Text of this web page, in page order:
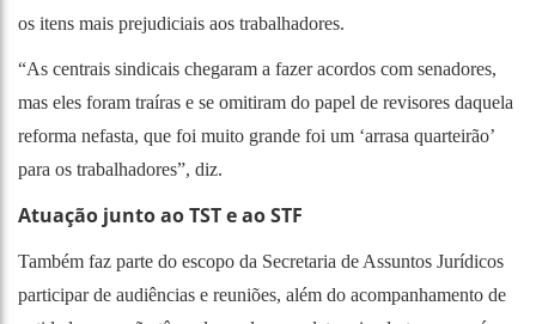
os itens mais prejudiciais aos trabalhadores.
“As centrais sindicais chegaram a fazer acordos com senadores,
mas eles foram traíras e se omitiram do papel de revisores daquela
reforma nefasta, que foi muito grande foi um ‘arrasa quarteirão’
para os trabalhadores”, diz.
Atuação junto ao TST e ao STF
Também faz parte do escopo da Secretaria de Assuntos Jurídicos
participar de audiências e reuniões, além do acompanhamento de